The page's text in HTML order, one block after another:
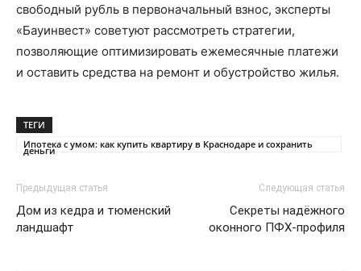
свободный рубль в первоначальный взнос, эксперты
«Бауинвест» советуют рассмотреть стратегии,
позволяющие оптимизировать ежемесячные платежи
и оставить средства на ремонт и обустройство жилья.
ТЕГИ
Ипотека с умом: как купить квартиру в Краснодаре и сохранить
деньги
Предыдущая статья
Дом из кедра и тюменский
ландшафт
Следующая статья
Секреты надёжного
оконного ПФХ-профиля